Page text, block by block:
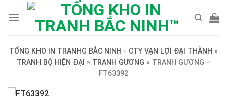
TỔNG KHO IN TRANHG BẮC NINH - CTY VẠN LỢI ĐẠI THÀNH »
TRANH BỘ HIỆN ĐẠI » TRANH GƯƠNG » TRANH GƯƠNG –
FT63392